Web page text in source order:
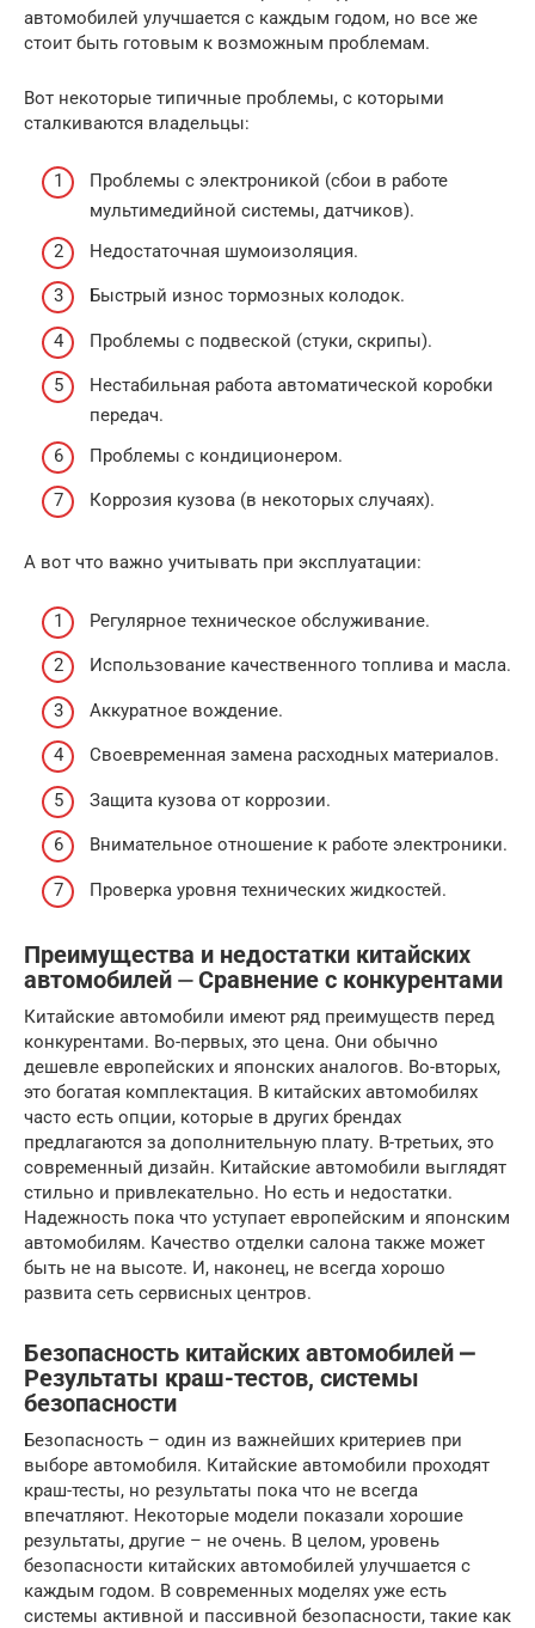
автомобилей улучшается с каждым годом, но все же
стоит быть готовым к возможным проблемам.
Вот некоторые типичные проблемы, с которыми
сталкиваются владельцы:
Проблемы с электроникой (сбои в работе
мультимедийной системы, датчиков).
Недостаточная шумоизоляция.
Быстрый износ тормозных колодок.
Проблемы с подвеской (стуки, скрипы).
Нестабильная работа автоматической коробки
передач.
Проблемы с кондиционером.
Коррозия кузова (в некоторых случаях).
А вот что важно учитывать при эксплуатации:
Регулярное техническое обслуживание.
Использование качественного топлива и масла.
Аккуратное вождение.
Своевременная замена расходных материалов.
Защита кузова от коррозии.
Внимательное отношение к работе электроники.
Проверка уровня технических жидкостей.
Преимущества и недостатки китайских
автомобилей ⏤ Сравнение с конкурентами
Китайские автомобили имеют ряд преимуществ перед
конкурентами. Во-первых, это цена. Они обычно
дешевле европейских и японских аналогов. Во-вторых,
это богатая комплектация. В китайских автомобилях
часто есть опции, которые в других брендах
предлагаются за дополнительную плату. В-третьих, это
современный дизайн. Китайские автомобили выглядят
стильно и привлекательно. Но есть и недостатки.
Надежность пока что уступает европейским и японским
автомобилям. Качество отделки салона также может
быть не на высоте. И, наконец, не всегда хорошо
развита сеть сервисных центров.
Безопасность китайских автомобилей ⎼
Результаты краш-тестов, системы
безопасности
Безопасность – один из важнейших критериев при
выборе автомобиля. Китайские автомобили проходят
краш-тесты, но результаты пока что не всегда
впечатляют. Некоторые модели показали хорошие
результаты, другие – не очень. В целом, уровень
безопасности китайских автомобилей улучшается с
каждым годом. В современных моделях уже есть
системы активной и пассивной безопасности, такие как